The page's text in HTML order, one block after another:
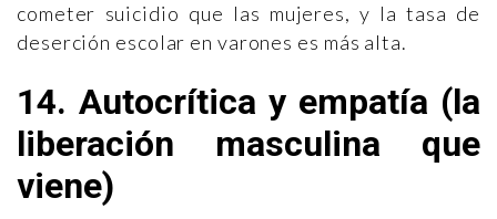
cometer suicidio que las mujeres, y la tasa de
deserción escolar en varones es más alta.
14. Autocrítica y empatía (la
liberación masculina que
viene)